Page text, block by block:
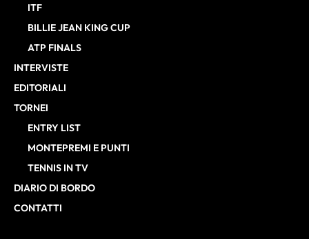
ITF
BILLIE JEAN KING CUP
ATP FINALS
INTERVISTE
EDITORIALI
TORNEI
ENTRY LIST
MONTEPREMI E PUNTI
TENNIS IN TV
DIARIO DI BORDO
CONTATTI